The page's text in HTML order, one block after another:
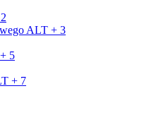
ALT + 3
5
+ 7